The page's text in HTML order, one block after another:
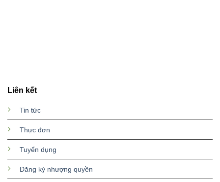
Liên kết
Tin tức
Thực đơn
Tuyển dụng
Đăng ký nhượng quyền